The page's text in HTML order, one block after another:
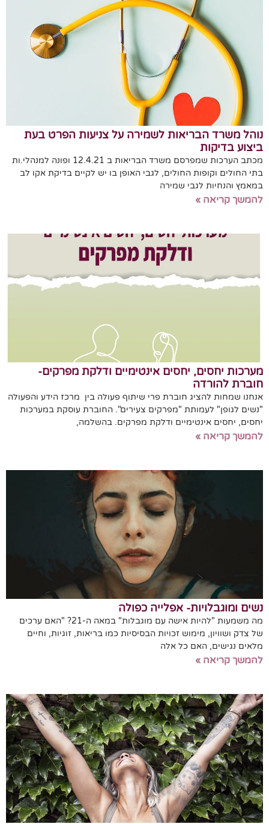
נוהל משרד הבריאות לשמירה על צניעות הפרט בעת
ביצוע בדיקות
מכתב הערכות שמפרסם משרד הבריאות ב 12.4.21 ופונה למנהלי.ות
בתי החולים וקופות החולים, לגבי האופן בו יש לקיים בדיקת אקו לב
במאמץ והנחיות לגבי שמירה
להמשך קריאה »
מערכות יחסים, יחסים אינטימיים ודלקת מפרקים-
חוברת להורדה
אנחנו שמחות להציג חוברת פרי שיתוף פעולה בין מרכז הידע והפעולה
"נשים לגופן" לעמותת "מפרקים צעירים". החוברת עוסקת במערכות
יחסים, יחסים אינטימיים ודלקת מפרקים. בהשלמה,
להמשך קריאה »
נשים ומוגבלויות- אפלייה כפולה
מה משמעות "להיות אישה עם מוגבלות" במאה ה-21? "האם ערכים
של צדק ושוויון, מימוש זכויות הבסיסיות כמו בריאות, זוגיות, וחיים
מלאים נגישים, האם כל אלה
להמשך קריאה »